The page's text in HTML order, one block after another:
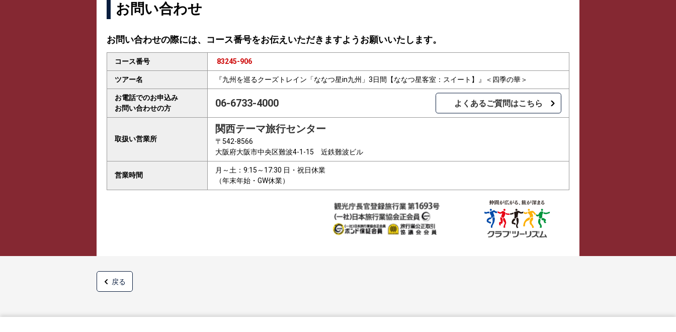
お問い合わせ
お問い合わせの際には、コース番号をお伝えいただきますようお願いいたします。
コース番号 83245-906
ツアー名 『九州を巡るクーズトレイン「ななつ星in九州」3日間【ななつ星客室：スイート】』＜四季の華＞
お電話でのお申込み
お問い合わせの方
06-6733-4000 よくあるご質問はこちら
取扱い営業所
関西テーマ旅行センター
〒542-8566
大阪府大阪市中央区難波4-1-15 近鉄難波ビル
営業時間
月～土：9:15～17:30 日・祝日休業
（年末年始・GW休業）
戻る